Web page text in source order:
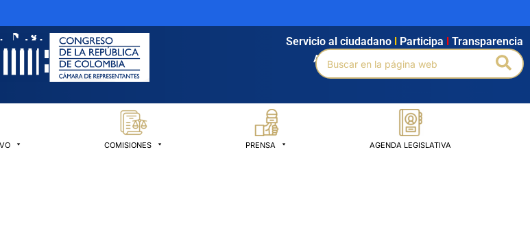
Agendamiento Intranet Búsqueda avanzada
Servicio al ciudadano Participa Transparencia
Buscar
por:
COMISIONES PRENSA AGENDA LEGISLATIVA